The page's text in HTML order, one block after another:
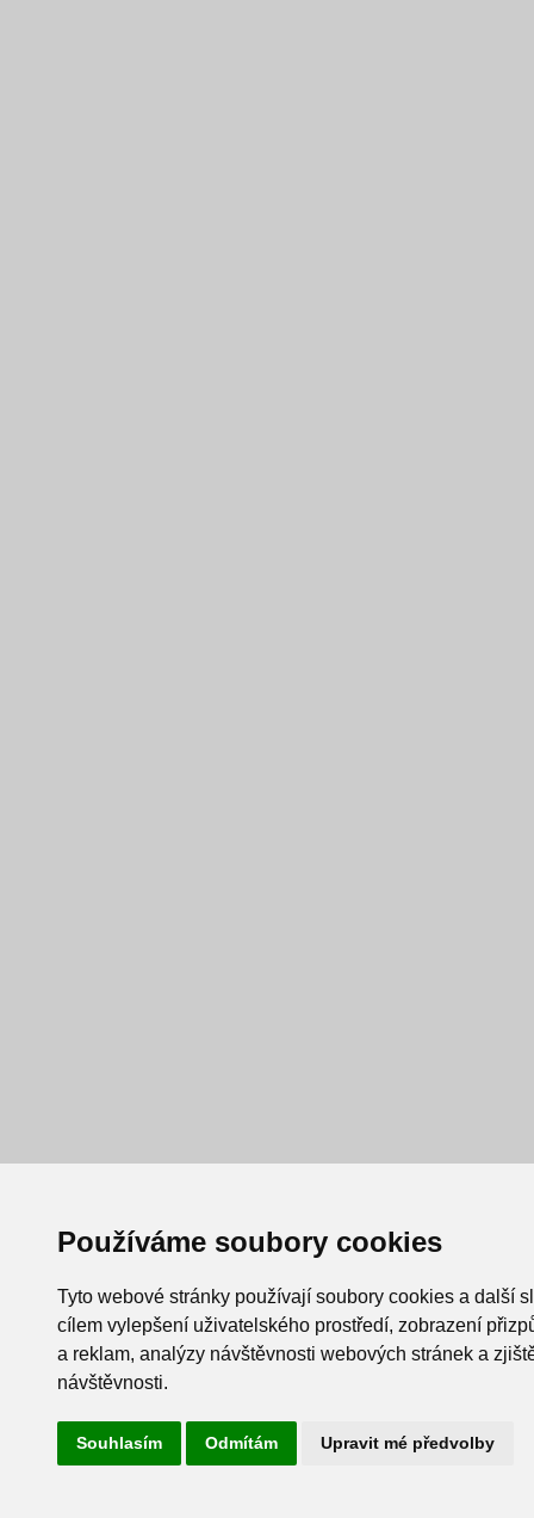
Používáme soubory cookies
Tyto webové stránky používají soubory cookies a další
cílem vylepšení uživatelského prostředí, zobrazení
a reklam, analýzy návštěvnosti webových stránek a
návštěvnosti.
Souhlasím Odmítám Upravit mé předvolby